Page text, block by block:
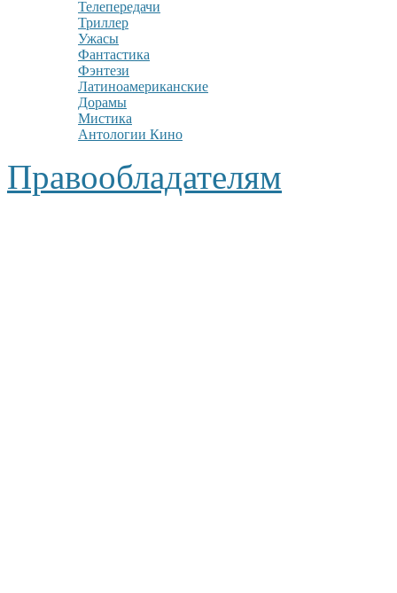
Телепередачи
Триллер
Ужасы
Фантастика
Фэнтези
Латиноамериканские
Дорамы
Мистика
Антологии Кино
Правообладателям